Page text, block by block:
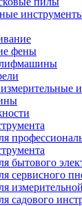
фены
бытового
сервисного
садового